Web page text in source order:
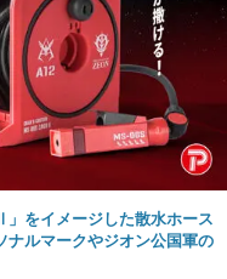
」をイメージした散水ホース
ナルマークやジオン公国軍の